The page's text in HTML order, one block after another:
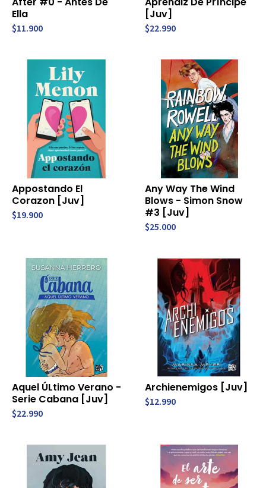
Ella
$11.900
[Juv]
$22.990
Appostando El
Corazon [Juv]
$19.900
Any Way The Wind
Blows - Simon Snow
#3 [Juv]
$25.000
Aquel ÚLtimo Verano -
Serie Cabana [Juv]
$22.990
Archienemigos [Juv]
$12.990